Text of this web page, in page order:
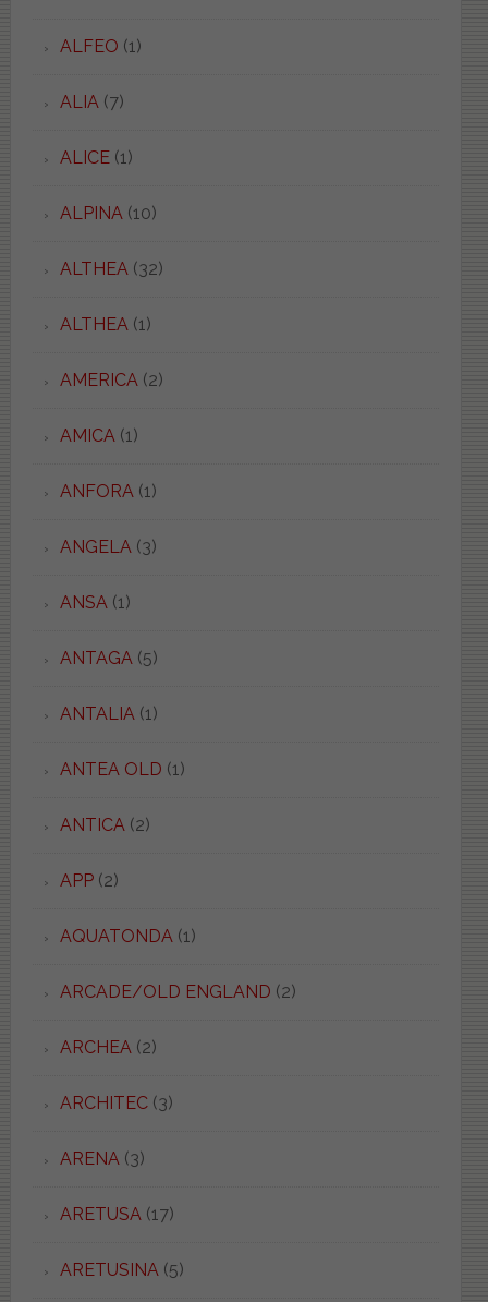
ALFEO (1)
ALIA(7)
ALICE(1)
ALPINA(10)
ALTHEA(32)
ALTHEA(1)
AMERICA(2)
AMICA(1)
ANFORA(1)
ANGELA(3)
ANSA(1)
ANTAGA(5)
ANTALIA(1)
ANTEA OLD (1)
ANTICA(2)
APP(2)
AQUATONDA(1)
ARCADE/OLD ENGLAND (2)
ARCHEA(2)
ARCHITEC(3)
ARENA(3)
ARETUSA(17)
ARETUSINA(5)